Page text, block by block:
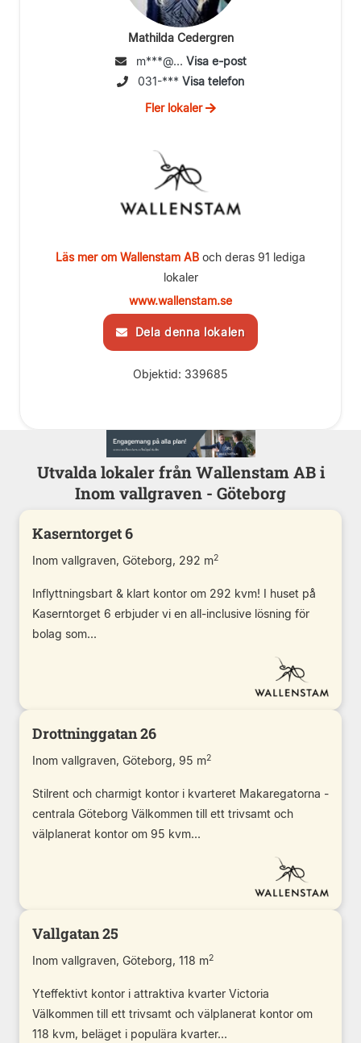
Mathilda Cedergren
m***@... Visa e-post
031-*** Visa telefon
Fler lokaler
Läs mer om Wallenstam AB och deras 91 lediga
lokaler
www.wallenstam.se
Dela denna lokalen
Objektid: 339685
Utvalda lokaler från Wallenstam AB i
Inom vallgraven - Göteborg
Kaserntorget 6
Inom vallgraven, Göteborg, 292 m2
Inflyttningsbart & klart kontor om 292 kvm! I huset på
Kaserntorget 6 erbjuder vi en all-inclusive lösning för
bolag som...
Drottninggatan 26
Inom vallgraven, Göteborg, 95 m2
Stilrent och charmigt kontor i kvarteret Makaregatorna -
centrala Göteborg Välkommen till ett trivsamt och
välplanerat kontor om 95 kvm...
Vallgatan 25
Inom vallgraven, Göteborg, 118 m2
Yteffektivt kontor i attraktiva kvarter Victoria
Välkommen till ett trivsamt och välplanerat kontor om
118 kvm, beläget i populära kvarter...